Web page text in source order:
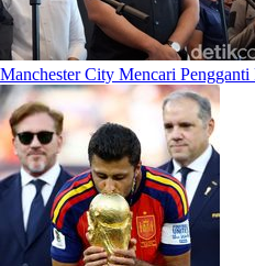
Manchester City Mencari Pengganti